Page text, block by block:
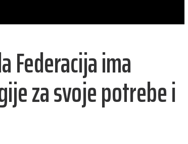
Federacija ima
za svoje potrebe i